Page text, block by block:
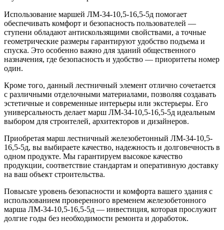
Использование маршей ЛМ-34-10,5-16,5-5д помогает
обеспечивать комфорт и безопасность пользователей —
ступени обладают антискользящими свойствами, а точные
геометрические размеры гарантируют удобство подъема и
спуска. Это особенно важно для зданий общественного
назначения, где безопасность и удобство — приоритеты номер
один.
Кроме того, данный лестничный элемент отлично сочетается
с различными отделочными материалами, позволяя создавать
эстетичные и современные интерьеры или экстерьеры. Его
универсальность делает марш ЛМ-34-10,5-16,5-5д идеальным
выбором для строителей, архитекторов и дизайнеров.
Приобретая марш лестничный железобетонный ЛМ-34-10,5-
16,5-5д, вы выбираете качество, надежность и долговечность в
одном продукте. Мы гарантируем высокое качество
продукции, соответствие стандартам и оперативную доставку
на ваш объект строительства.
Повысьте уровень безопасности и комфорта вашего здания с
использованием проверенного временем железобетонного
марша ЛМ-34-10,5-16,5-5д — инвестиция, которая прослужит
долгие годы без необходимости ремонта и доработок.